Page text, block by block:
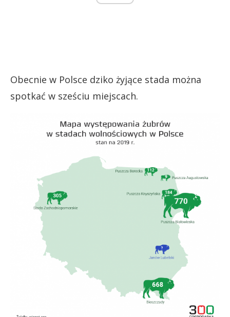
Obecnie w Polsce dziko żyjące stada można
spotkać w sześciu miejscach.